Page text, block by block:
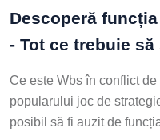
Descoperă
- Tot ce trebuie să
Ce este Wbs în conflict
popularului joc de
posibil să fi auzit de